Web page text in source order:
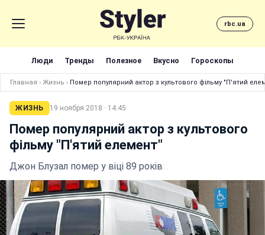
rbc.ua
Люди Тренды Полезное Вкусно Гороскопы
Главная › Жизнь › Помер популярний актор з культового фільму "П'ятий
ЖИЗНЬ 19 ноября 2018 · 14:45
Помер популярний актор з культового
фільму "П'ятий елемент"
Джон Блузал помер у віці 89 років